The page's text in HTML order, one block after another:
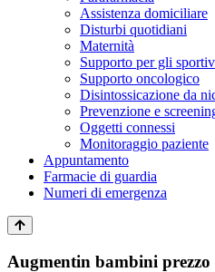
Assistenza domiciliare
Disturbi quotidiani
Maternità
Supporto per gli
Supporto oncologico
Disintossicazione da
Prevenzione e
Oggetti connessi
Monitoraggio paziente
Appuntamento
Farmacie di guardia
Numeri di emergenza
Augmentin bambini prezzo